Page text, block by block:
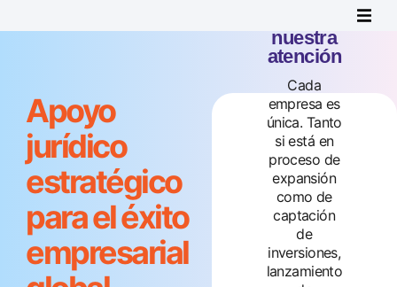
Apoyo
jurídico
estratégico
para el éxito
empresarial
nuestra
atención
Cada
empresa es
única. Tanto
si está en
proceso de
expansión
como de
captación
de
inversiones,
lanzamiento
En Helvetios sabemos que
una base jurídica sólida es
clave para el éxito
empresarial. Por eso
nuestros servicios jurídicos
están diseñados para ser
rápidos, claros y prácticos.
Desde la redacción de
contratos y la garantía de